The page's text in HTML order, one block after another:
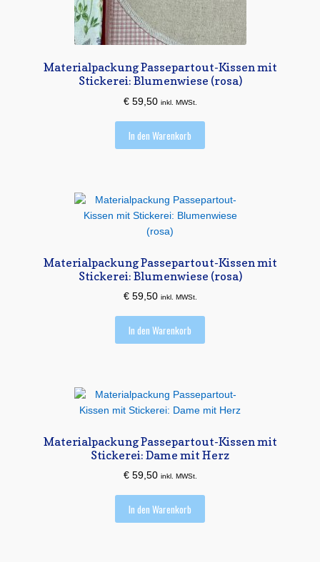
Materialpackung Passepartout-Kissen mit
Stickerei: Blumenwiese (rosa)
€59,50 inkl. MWSt.
In den Warenkorb
Materialpackung Passepartout-Kissen mit
Stickerei: Blumenwiese (rosa)
€59,50 inkl. MWSt.
In den Warenkorb
Materialpackung Passepartout-Kissen mit
Stickerei: Dame mit Herz
€59,50 inkl. MWSt.
In den Warenkorb